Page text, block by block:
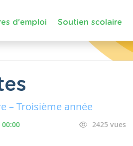
d'emploi Soutien scolaire
– Troisième année
2425 vues